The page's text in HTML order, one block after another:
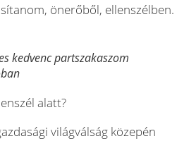
önerőből, ellenszélben.
kedvenc partszakaszom
alatt?
világválság közepén